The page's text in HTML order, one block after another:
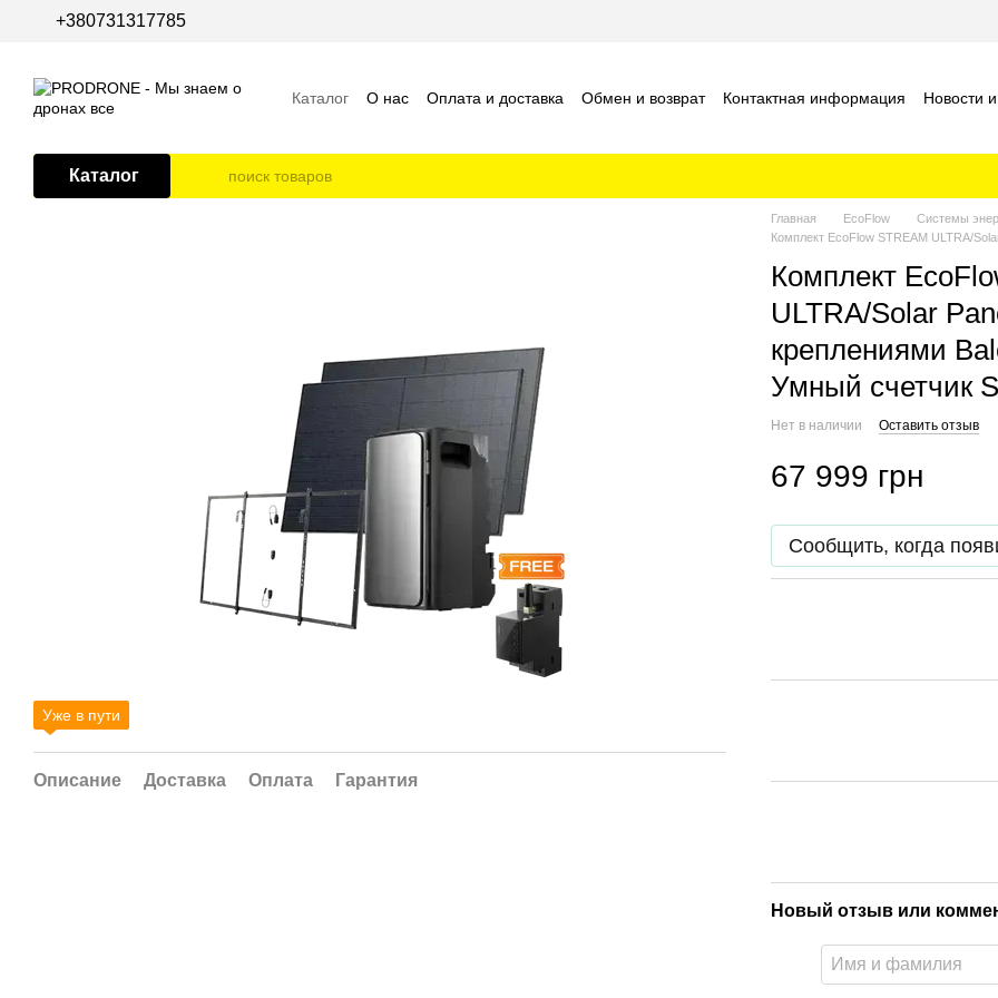
Перейти к основному контенту
+380731317785
Каталог О нас Оплата и доставка Обмен и возврат Контактная информация
Новости
Каталог
Уже в пути
Описание Доставка Оплата Гарантия
Главная EcoFlow Системы
Комплект EcoFlow STREAM ULTRA/
Комплект
ULTRA/Solar
креплениями
Умный счетчик
Нет в наличии Оставить отзыв
67 999 грн
Сообщить, когда
Новый отзыв или